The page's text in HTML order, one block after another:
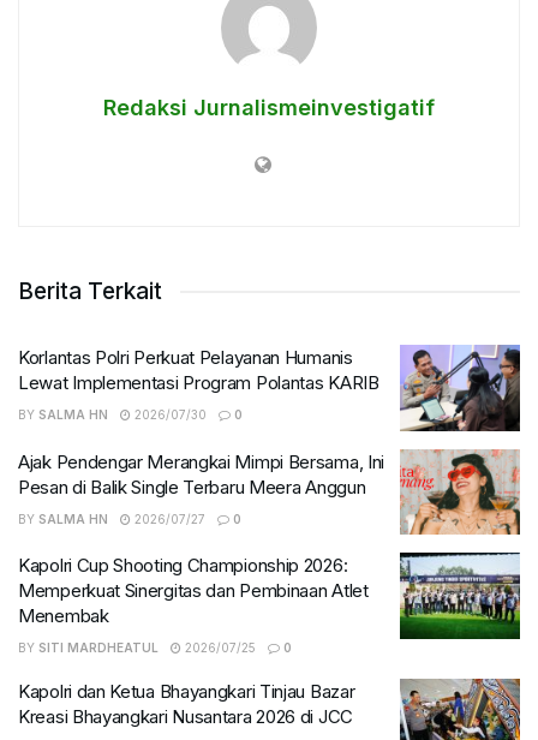
Redaksi Jurnalismeinvestigatif
Berita Terkait
Korlantas Polri Perkuat Pelayanan Humanis
Lewat Implementasi Program Polantas KARIB
BY SALMA HN 2026/07/30 0
Ajak Pendengar Merangkai Mimpi Bersama, Ini
Pesan di Balik Single Terbaru Meera Anggun
BY SALMA HN 2026/07/27 0
Kapolri Cup Shooting Championship 2026:
Memperkuat Sinergitas dan Pembinaan Atlet
Menembak
BY SITI MARDHEATUL 2026/07/25 0
Kapolri dan Ketua Bhayangkari Tinjau Bazar
Kreasi Bhayangkari Nusantara 2026 di JCC